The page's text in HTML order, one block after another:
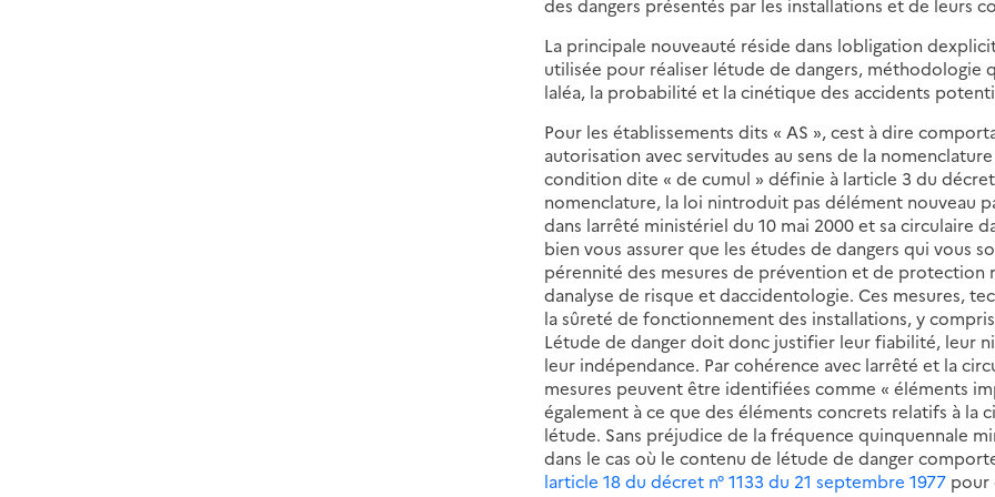
La principale nouveauté réside dans lobligation
utilisée pour réaliser létude de dangers,
laléa, la probabilité et la cinétique des accidents
Pour les établissements dits « AS », cest à dire
autorisation avec servitudes au sens de la
condition dite « de cumul » définie à larticle 3 du
nomenclature, la loi nintroduit pas délément
dans larrêté ministériel du 10 mai 2000 et sa circulaire
bien vous assurer que les études de dangers qui vous
pérennité des mesures de prévention et de protection
danalyse de risque et daccidentologie. Ces mesures,
la sûreté de fonctionnement des installations, y
Létude de danger doit donc justifier leur fiabilité, leur
leur indépendance. Par cohérence avec larrêté et la
mesures peuvent être identifiées comme « éléments
également à ce que des éléments concrets relatifs à
létude. Sans préjudice de la fréquence quinquennale
dans le cas où le contenu de létude de danger
larticle 18 du décret n° 1133 du 21 septembre 1977 pour